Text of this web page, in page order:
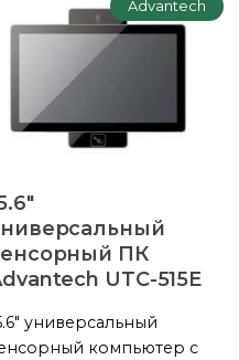
Advantech
ПК
UTC-515E
универсальный
компьютер с